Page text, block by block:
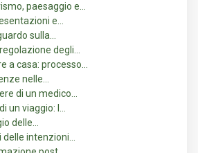
paesaggio e…
e…
sulla…
degli…
a casa: processo…
nelle…
di un medico…
un viaggio: l…
delle…
delle intenzioni…